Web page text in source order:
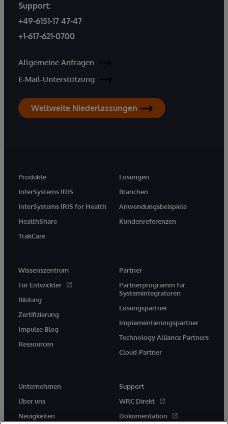
Support:
+49-6151-17 47-47
+1-617-621-0700
Allgemeine Anfragen
E-Mail-Unterstützung
Weltweite Niederlassungen
Produkte
InterSystems IRIS
InterSystems IRIS for Health
HealthShare
TrakCare
Lösungen
Branchen
Anwendungsbeispiele
Kundenreferenzen
Wissenszentrum
Für Entwickler
Bildung
Zertifizierung
Impulse Blog
Ressourcen
Partner
Partnerprogramm für
Systemintegratoren
Lösungspartner
Implementierungspartner
Technology Alliance Partners
Cloud-Partner
Unternehmen
Über uns
Neuigkeiten
Support
WRC Direkt
Dokumentation